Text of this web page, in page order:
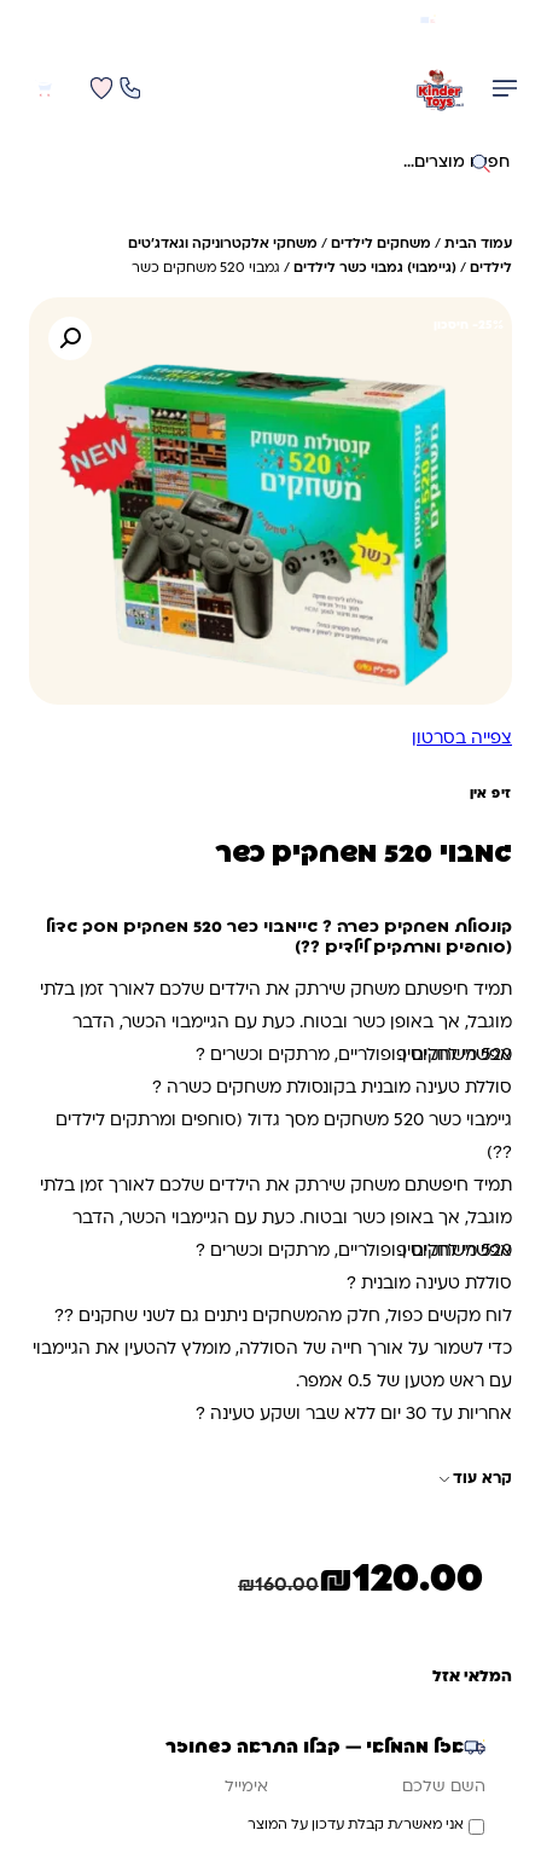
חיפוש באתר
עמוד הבית / משחקים לילדים / משחקי אלקטרוניקה וגאדג'טים
לילדים / (גיימבוי) גמבוי כשר לילדים / גמבוי 520 משחקים כשר
צפייה בסרטון
זיפ אין
גמבוי 520 משחקים כשר
קונסולת משחקים כשרה ? גיימבוי כשר 520 משחקים מסך גדול
(סוחפים ומרתקים לילדים ??)
תמיד חיפשתם משחק שירתק את הילדים שלכם לאורך זמן בלתי
מוגבל, אך באופן כשר ובטוח. כעת עם הגיימבוי הכשר, הדבר
אפשרי לחלוטין.
520 משחקים פופולריים, מרתקים וכשרים ?
סוללת טעינה מובנית בקונסולת משחקים כשרה ?
גיימבוי כשר 520 משחקים מסך גדול (סוחפים ומרתקים לילדים
??)
תמיד חיפשתם משחק שירתק את הילדים שלכם לאורך זמן בלתי
מוגבל, אך באופן כשר ובטוח. כעת עם הגיימבוי הכשר, הדבר
אפשרי לחלוטין.
520 משחקים פופולריים, מרתקים וכשרים ?
סוללת טעינה מובנית ?
לוח מקשים כפול, חלק מהמשחקים ניתנים גם לשני שחקנים ??
כדי לשמור על אורך חייה של הסוללה, מומלץ להטעין את הגיימבוי
עם ראש מטען של 0.5 אמפר.
אחריות עד 30 יום ללא שבר ושקע טעינה ?️
קרא עוד
₪160.00
המחיר המקורי היה: ₪160.00.₪120.00
המחיר הנוכחי הוא: ₪120.00.
המלאי אזל
אזל מהמלאי — קבלו התראה כשחוזר
אני מאשר/ת קבלת עדכון על המוצר